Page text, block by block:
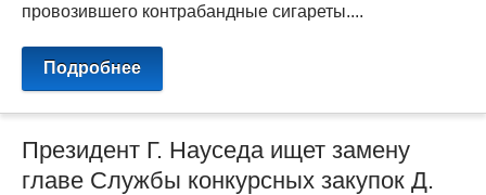
провозившего контрабандные сигареты....
Подробнее
Президент Г. Науседа ищет замену
главе Службы конкурсных закупок Д.